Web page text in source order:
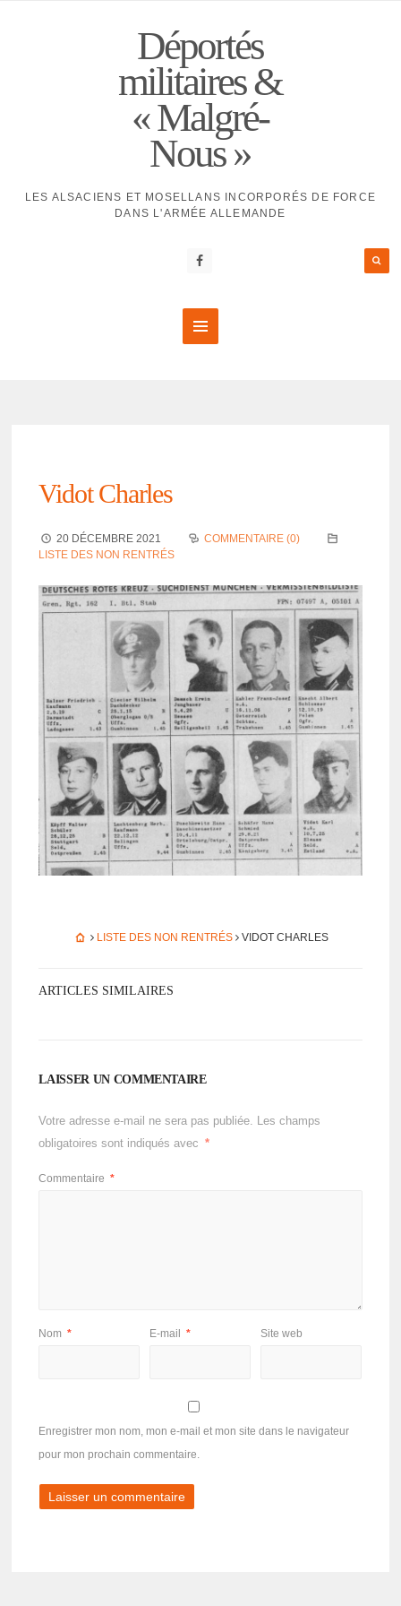
Déportés
militaires &
« Malgré-
Nous »
LES ALSACIENS ET MOSELLANS INCORPORÉS DE FORCE
DANS L'ARMÉE ALLEMANDE
Vidot Charles
20 DÉCEMBRE 2021
COMMENTAIRE (0)
LISTE DES NON RENTRÉS
LISTE DES NON RENTRÉS VIDOT CHARLES
ARTICLES SIMILAIRES
LAISSER UN COMMENTAIRE
Votre adresse e-mail ne sera pas publiée. Les champs
obligatoires sont indiqués avec
*
Commentaire *
Nom * E-mail * Site web
Enregistrer mon nom, mon e-mail et mon site dans le navigateur
pour mon prochain commentaire.